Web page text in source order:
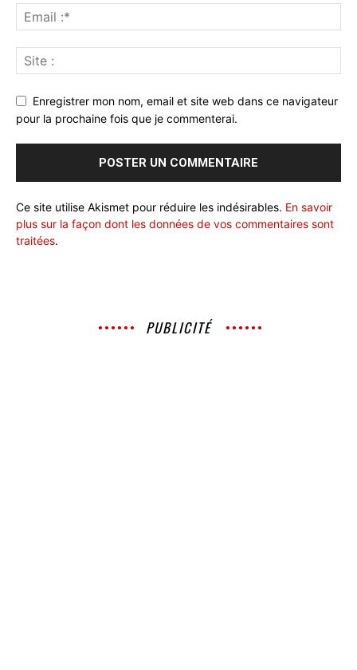
Enregistrer mon nom, email et site web dans ce navigateur
pour la prochaine fois que je commenterai.
Ce site utilise Akismet pour réduire les indésirables. En savoir
plus sur la façon dont les données de vos commentaires sont
traitées.
PUBLICITÉ